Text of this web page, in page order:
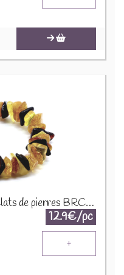
Ambre - Bracelet Enfant éclats de pierres BRC-AMBK
12.9€/pc
+